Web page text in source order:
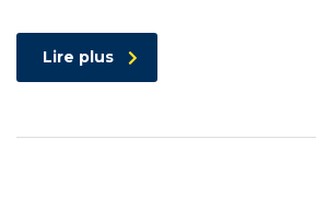
Lire plus